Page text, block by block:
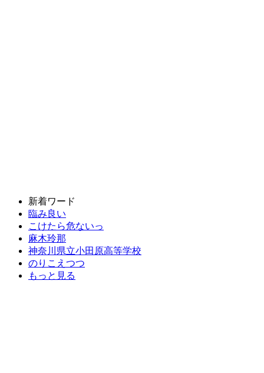
新着ワード
臨み良い
こけたら危ないっ
麻木玲那
神奈川県立小田原高等学校
のりこえつつ
もっと見る